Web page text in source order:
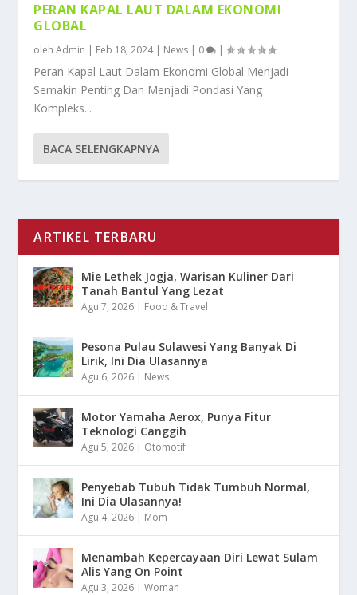
PERAN KAPAL LAUT DALAM EKONOMI
GLOBAL
olehAdmin | Feb 18, 2024| News | 0 |
Peran Kapal Laut Dalam Ekonomi Global Menjadi
Semakin Penting Dan Menjadi Pondasi Yang
Kompleks...
BACA SELENGKAPNYA
ARTIKEL TERBARU
Mie Lethek Jogja, Warisan Kuliner Dari
Tanah Bantul Yang Lezat
Agu 7, 2026 | Food & Travel
Pesona Pulau Sulawesi Yang Banyak Di
Lirik, Ini Dia Ulasannya
Agu 6, 2026 | News
Motor Yamaha Aerox, Punya Fitur
Teknologi Canggih
Agu 5, 2026 | Otomotif
Penyebab Tubuh Tidak Tumbuh Normal,
Ini Dia Ulasannya!
Agu 4, 2026 | Mom
Menambah Kepercayaan Diri Lewat Sulam
Alis Yang On Point
Agu 3, 2026 |Woman